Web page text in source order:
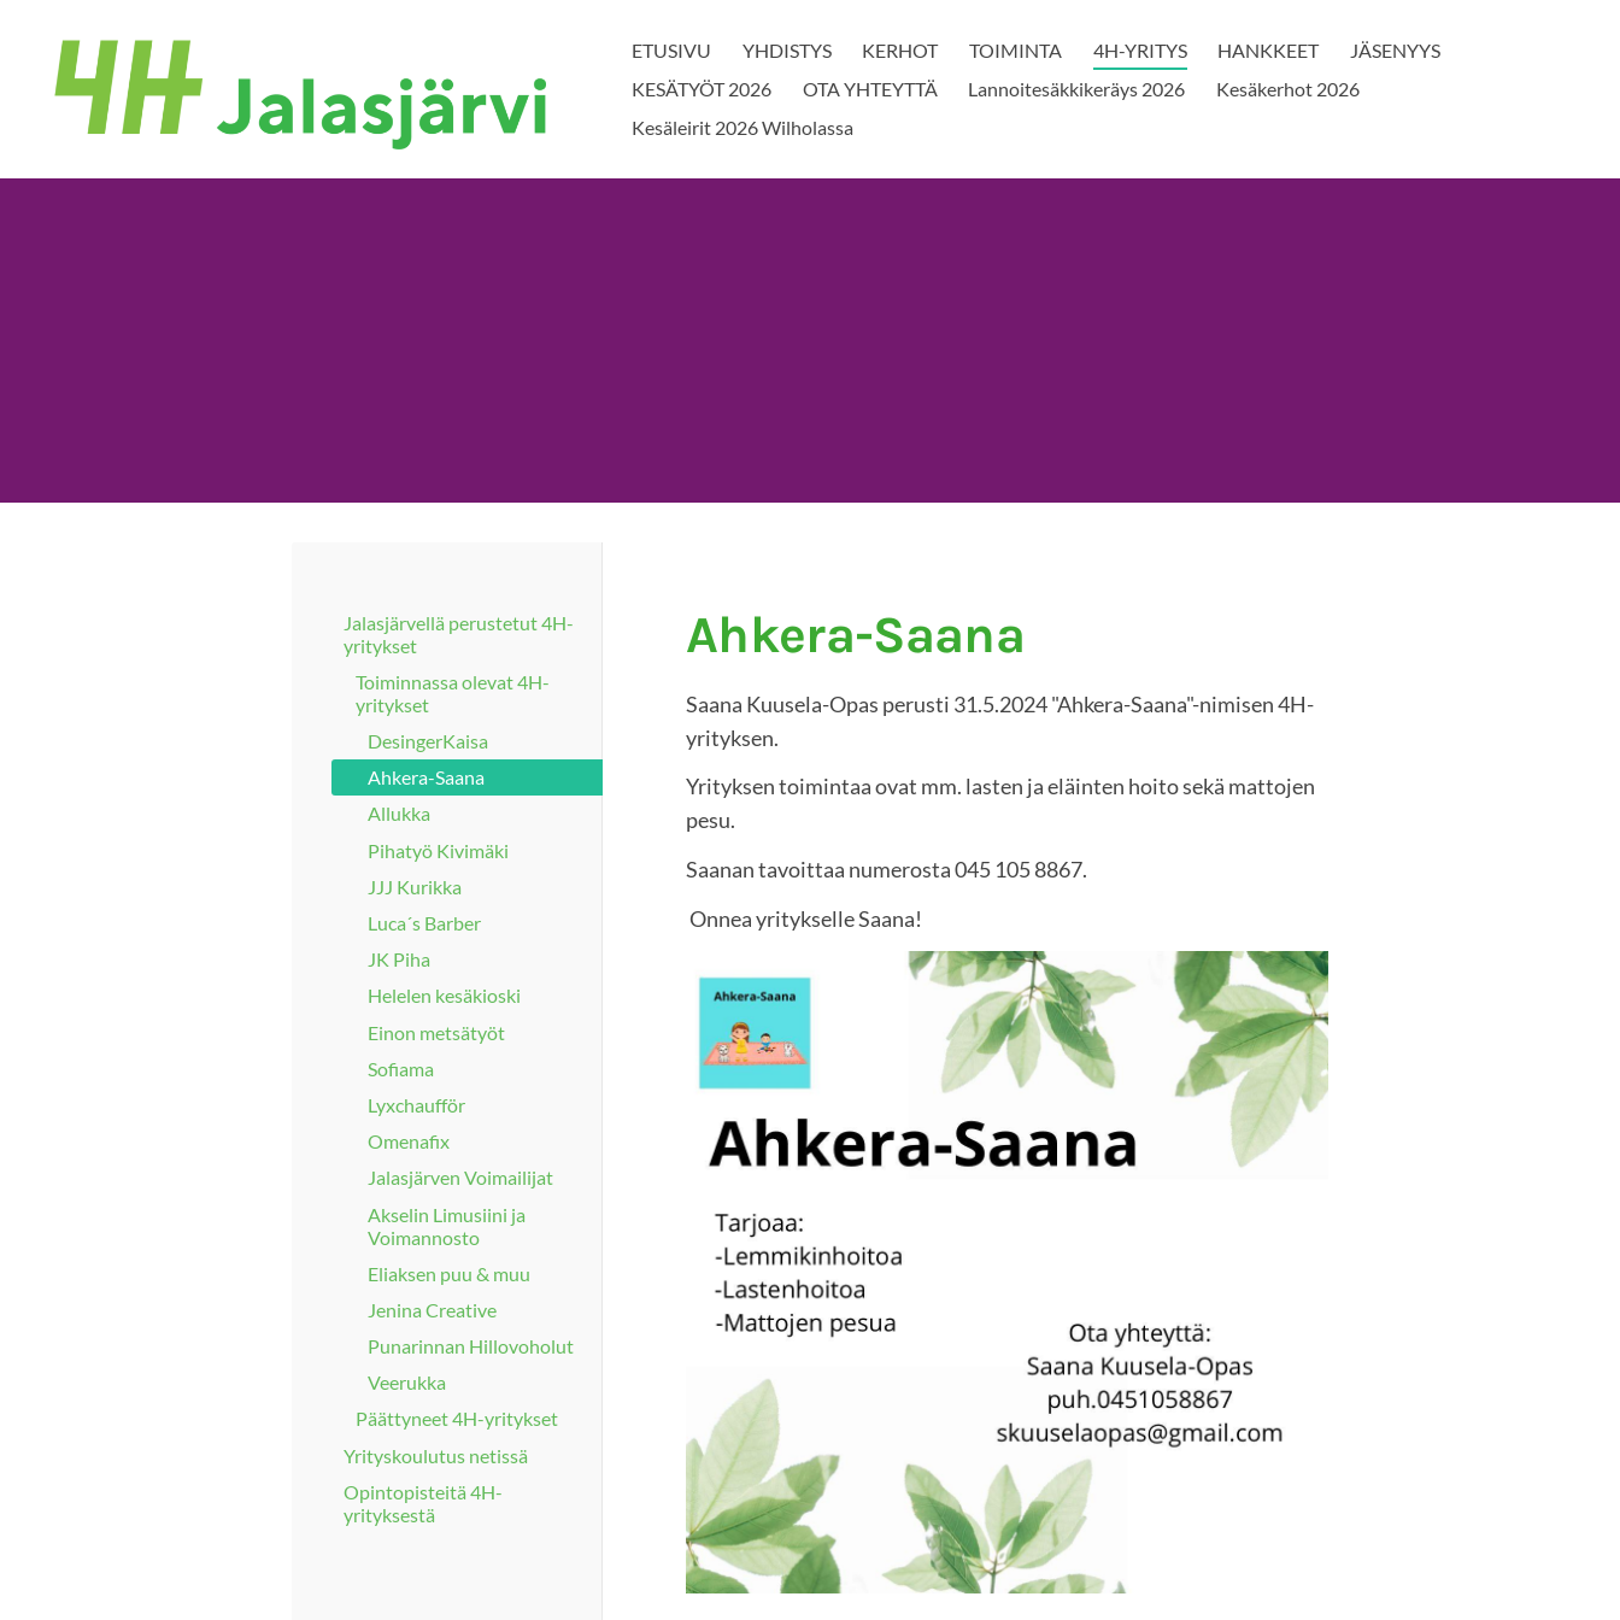
sivun
sisältöön
template4h2018
ETUSIVU YHDISTYS KERHOT TOIMINTA 4H-YRITYS HANKKEET
JÄSENYYS
KESÄTYÖT 2026
OTA YHTEYTTÄ Lannoitesäkkikeräys 2026
Kesäkerhot 2026
Kesäleirit 2026 Wilholassa
Jalasjärvellä perustetut 4H-
yritykset
Toiminnassa olevat 4H-
yritykset
DesingerKaisa
Ahkera-Saana
Allukka
Pihatyö Kivimäki
JJJ Kurikka
Luca´s Barber
JK Piha
Helelen kesäkioski
Einon metsätyöt
Sofiama
Lyxchaufför
Omenafix
Jalasjärven Voimailijat
Akselin Limusiini ja
Voimannosto
Eliaksen puu & muu
Jenina Creative
Punarinnan Hillovoholut
Veerukka
Päättyneet 4H-yritykset
Yrityskoulutus netissä
Opintopisteitä 4H-
yrityksestä
Ahkera-Saana
Saana Kuusela-Opas perusti 31.5.2024 "Ahkera-Saana"-nimisen 4H-
yrityksen.
Yrityksen toimintaa ovat mm. lasten ja eläinten hoito sekä mattojen
pesu.
Saanan tavoittaa numerosta 045 105 8867.
Onnea yritykselle Saana!